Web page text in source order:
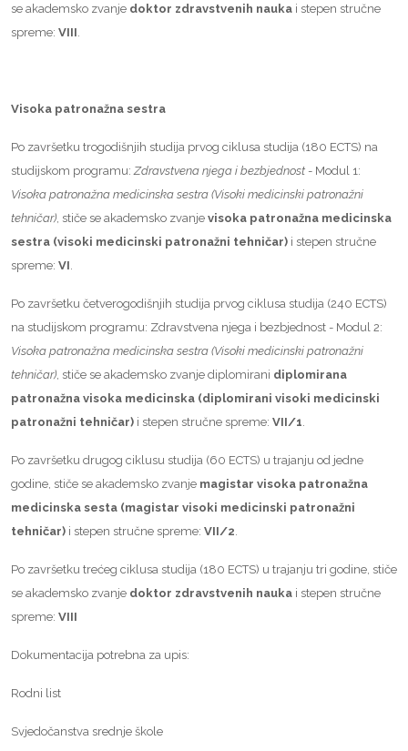
se akademsko zvanje doktor zdravstvenih nauka i stepen stručne
spreme: VIII
Visoka patronažna sestra
Po završetku trogodišnjih studija prvog ciklusa studija (180 ECTS) na
studijskom programu: Zdravstvena njega i bezbjednost - Modul 1:
Visoka patronažna medicinska sestra (Visoki medicinski patronažni
tehničar) , stiče se akademsko zvanje visoka patronažna medicinska
sestra (visoki medicinski patronažni tehničar) i stepen stručne
spreme: VI
Po završetku četverogodišnjih studija prvog ciklusa studija (240 ECTS)
na studijskom programu: Zdravstvena njega i bezbjednost - Modul 2:
Visoka patronažna medicinska sestra (Visoki medicinski patronažni
tehničar) , stiče se akademsko zvanje diplomirani diplomirana
patronažna visoka medicinska (diplomirani visoki medicinski
patronažni tehničar) i stepen stručne spreme: VII/1
Po završetku drugog ciklusu studija (60 ECTS) u trajanju od jedne
godine, stiče se akademsko zvanje magistar visoka patronažna
medicinska sesta (magistar visoki medicinski patronažni
tehničar) i stepen stručne spreme: VII/2
Po završetku trećeg ciklusa studija (180 ECTS) u trajanju tri godine, stiče
se akademsko zvanje doktor zdravstvenih nauka i stepen stručne
spreme: VIII
Dokumentacija potrebna za upis:
Rodni list
Svjedočanstva srednje škole